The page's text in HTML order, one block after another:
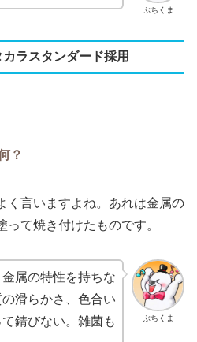
ぶちくま
ラスタンダード採用
？
く言いますよね。あれは金属の
て焼き付けたものです。
ぶちくま
属の特性を持ちな
滑らかさ、色合い
錆びない。雑菌も